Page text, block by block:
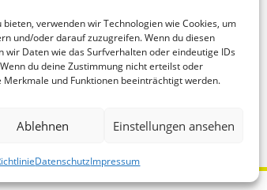
verwenden wir Technologien wie Cookies, um
und/oder darauf zuzugreifen. Wenn du diesen
wir Daten wie das Surfverhalten oder eindeutige IDs
du deine Zustimmung nicht erteilst oder
und Funktionen beeinträchtigt werden.
Ablehnen Einstellungen ansehen
DatenschutzImpressum